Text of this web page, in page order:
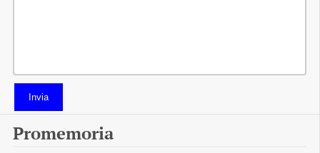
Invia
Promemoria